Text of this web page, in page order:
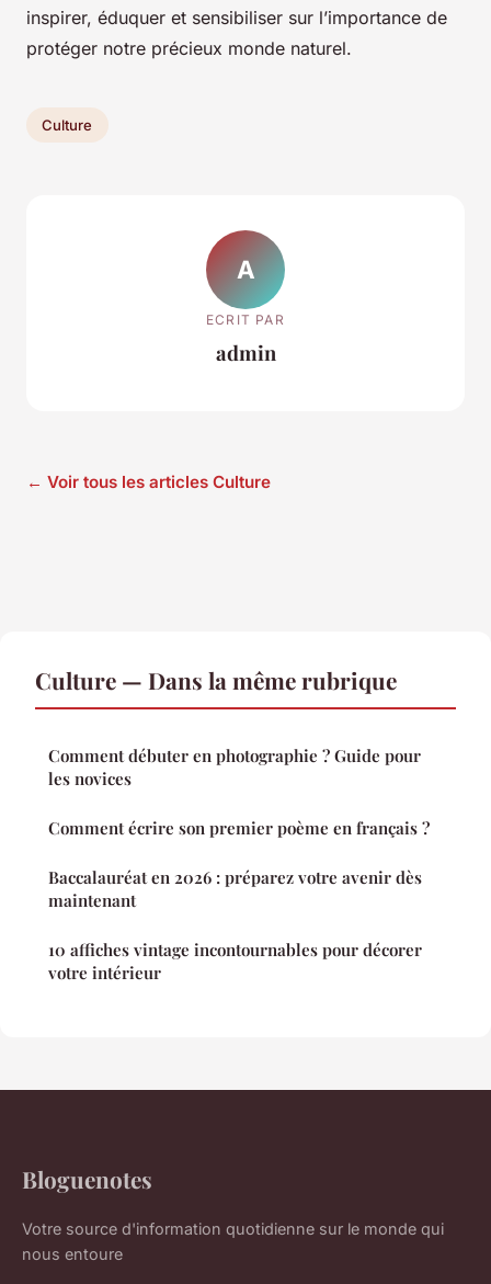
inspirer, éduquer et sensibiliser sur l’importance de
protéger notre précieux monde naturel.
Culture
A
ECRIT PAR
admin
← Voir tous les articles Culture
Culture — Dans la même rubrique
Comment débuter en photographie ? Guide pour
les novices
Comment écrire son premier poème en français ?
Baccalauréat en 2026 : préparez votre avenir dès
maintenant
10 affiches vintage incontournables pour décorer
votre intérieur
Bloguenotes
Votre source d'information quotidienne sur le monde qui
nous entoure